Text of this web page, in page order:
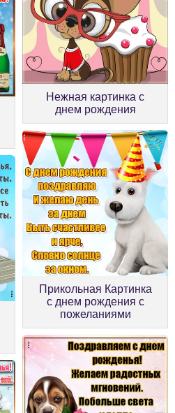
Нежная картинка с
днем рождения
Прикольная Картинка
с днем рождения с
пожеланиями